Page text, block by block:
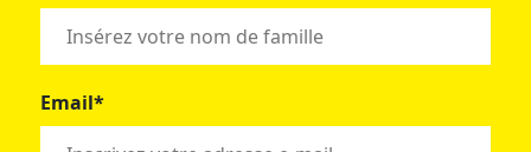
Email*